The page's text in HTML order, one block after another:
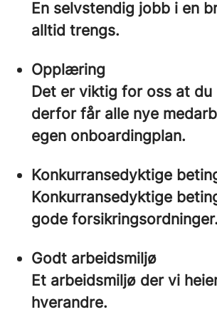
En selvstendig jobb i en
alltid trengs.
Opplæring
Det er viktig for oss at du
derfor får alle nye
egen onboardingplan.
Konkurransedyktige
Konkurransedyktige
gode forsikringsordninger.
Godt arbeidsmiljø
Et arbeidsmiljø der vi
hverandre.